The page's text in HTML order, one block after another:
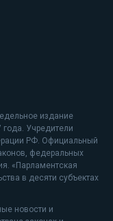
издание
Учредители
РФ. Официальный
федеральных
«Парламентская
в десяти субъектах
новости и